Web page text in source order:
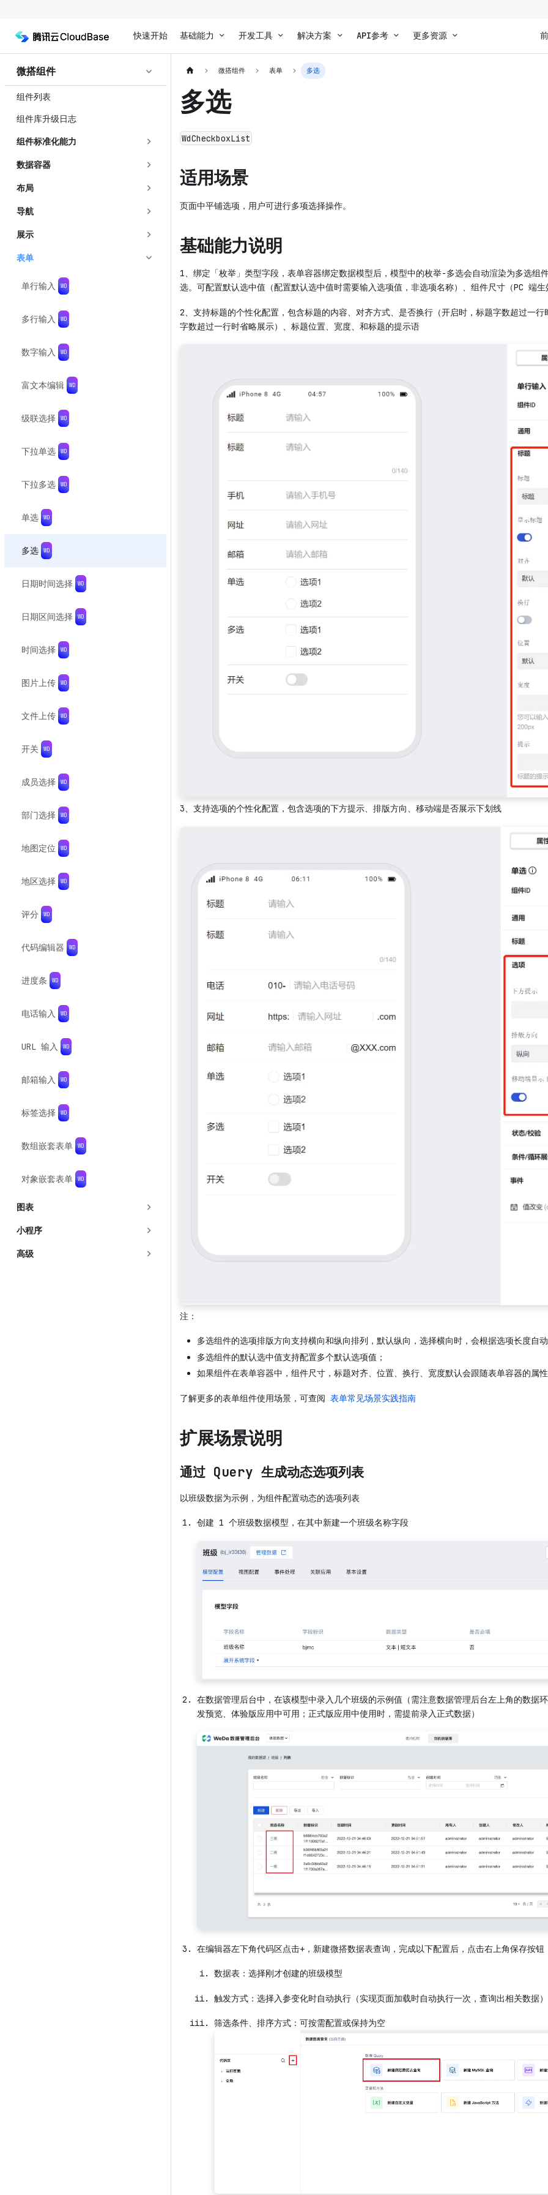
快速开始 基础能力 开发工具 解决方案 API参考 更多资源
微搭组件
组件列表
组件库升级日志
组件标准化能力
数据容器
布局
导航
展示
表单
单行输入
多行输入
数字输入
富文本编辑
级联选择
下拉单选
下拉多选
单选
多选
日期时间选择
日期区间选择
时间选择
图片上传
文件上传
开关
成员选择
部门选择
地图定位
地区选择
评分
代码编辑器
进度条
电话输入
URL 输入
邮箱输入
标签选择
数组嵌套表单
对象嵌套表单
图表
小程序
高级
微搭组件 表单 多选
多选
WdCheckboxList
适用场景
页面中平铺选项，用户可进行多项选择操作。
基础能力说明
1、绑定「枚举」类型字段，表单容器绑定数据模型后，模型中的枚举-多选会自动渲染为多选组
选。可配置默认选中值（配置默认选中值时需要输入选项值，非选项名称）、组件尺寸（PC 端
2、支持标题的个性化配置，包含标题的内容、对齐方式、是否换行（开启时，标题字数超过一
字数超过一行时省略展示）、标题位置、宽度、和标题的提示语
3、支持选项的个性化配置，包含选项的下方提示、排版方向、移动端是否展示下划线
注：
多选组件的选项排版方向支持横向和纵向排列，默认纵向，选择横向时，会根据选项长度自
多选组件的默认选中值支持配置多个默认选项值；
如果组件在表单容器中，组件尺寸，标题对齐、位置、换行、宽度默认会跟随表单容器的属
了解更多的表单组件使用场景，可查阅 表单常见场景实践指南
扩展场景说明
通过 Query 生成动态选项列表
以班级数据为示例，为组件配置动态的选项列表
创建 1 个班级数据模型，在其中新建一个班级名称字段
在数据管理后台中，在该模型中录入几个班级的示例值（需注意数据管理后台左上角的数据
发预览、体验版应用中可用；正式版应用中使用时，需提前录入正式数据）
在编辑器左下角代码区点击+，新建微搭数据表查询，完成以下配置后，点击右上角保存按钮
数据表：选择刚才创建的班级模型
触发方式：选择入参变化时自动执行（实现页面加载时自动执行一次，查询出相关数据）
筛选条件、排序方式：可按需配置或保持为空